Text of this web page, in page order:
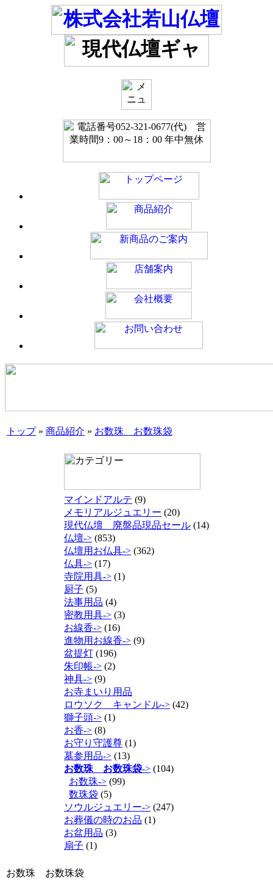
トップ» 商品紹介 » お数珠 お数珠袋
マインドアルテ (9)
メモリアルジュエリー (20)
現代仏壇 廃盤品現品セール (14)
仏壇-> (853)
仏壇用お仏具-> (362)
仏具-> (17)
寺院用具-> (1)
厨子 (5)
法事用品 (4)
密教用具-> (3)
お線香-> (16)
進物用お線香-> (9)
盆提灯 (196)
朱印帳-> (2)
神具-> (9)
お寺まいり用品
ロウソク キャンドル-> (42)
獅子頭-> (1)
お香-> (8)
お守り守護尊 (1)
墓参用品-> (13)
お数珠 お数珠袋-> (104)
お数珠-> (99)
数珠袋 (5)
ソウルジュエリー-> (247)
お葬儀の時のお品 (1)
お盆用品 (3)
扇子 (1)
お数珠 お数珠袋